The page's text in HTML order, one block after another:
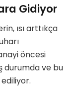
Gidiyor
ısı arttıkça
öncesi
durumda ve bu